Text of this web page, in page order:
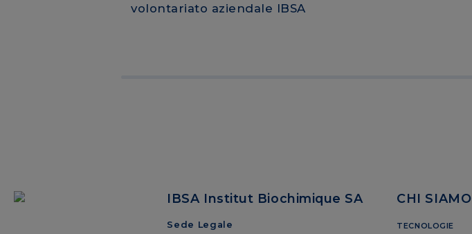
volontariato aziendale IBSA
IBSA Institut Biochimique SA
Sede Legale
CHI SIAMO
TECNOLOGIE